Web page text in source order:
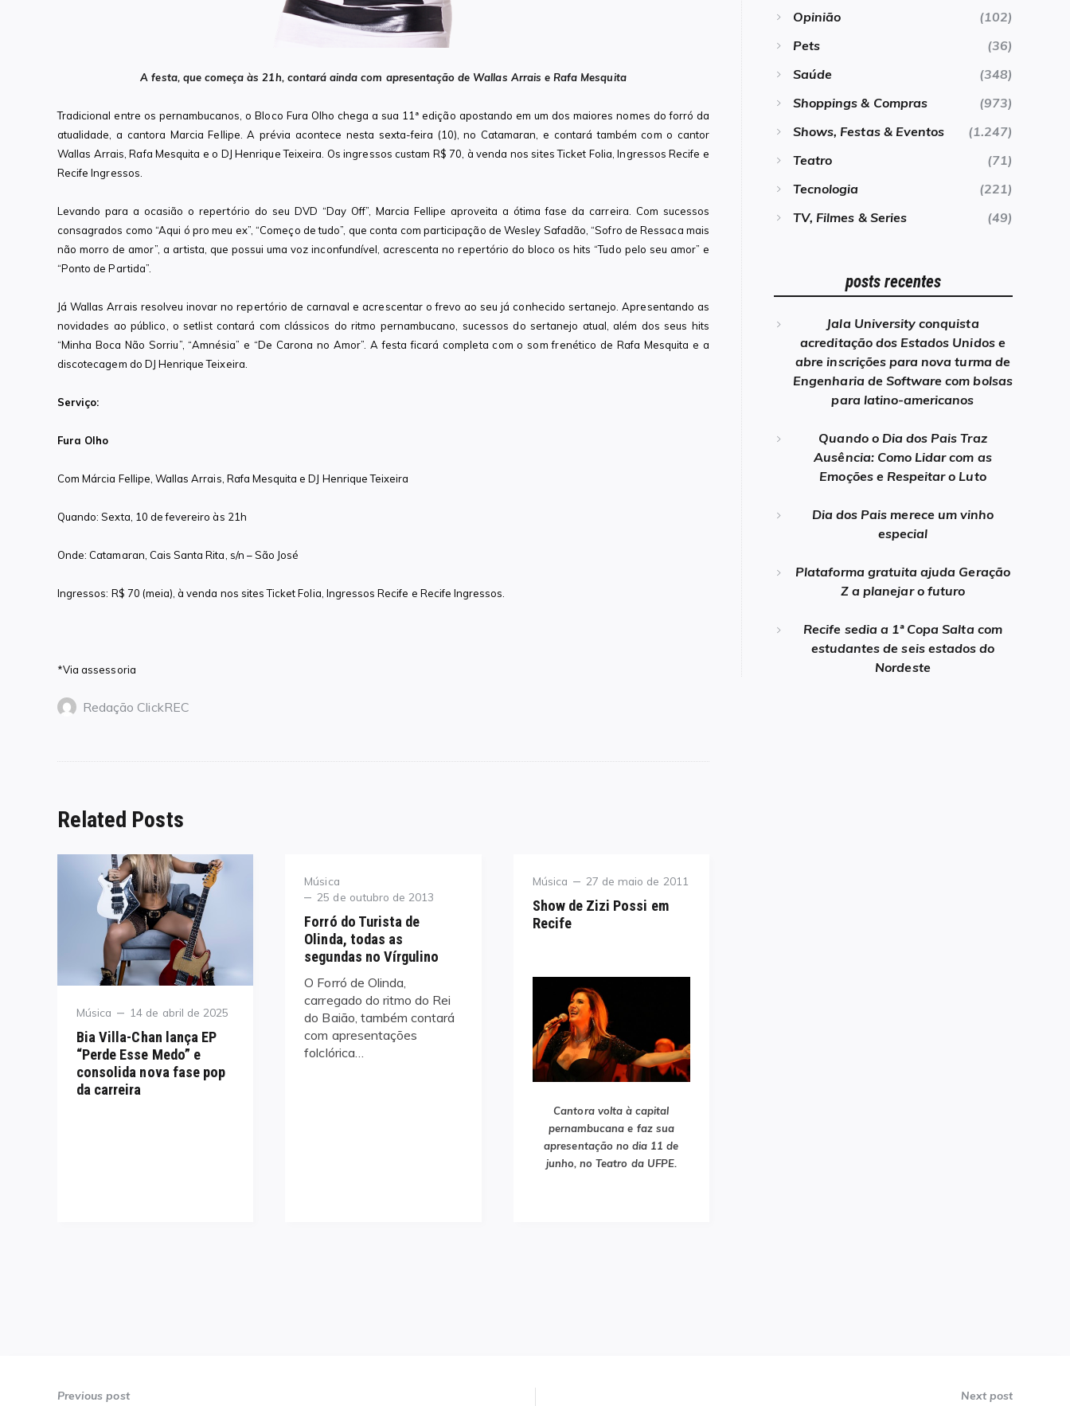
A festa, que começa às 21h, contará ainda com apresentação de Wallas Arrais e Rafa Mesquita
Tradicional entre os pernambucanos, o Bloco Fura Olho chega a sua 11ª edição apostando em um dos maiores nomes do forró da
atualidade, a cantora Marcia Fellipe. A prévia acontece nesta sexta-feira (10), no Catamaran, e contará também com o cantor
Wallas Arrais, Rafa Mesquita e o DJ Henrique Teixeira. Os ingressos custam R$ 70, à venda nos sites Ticket Folia, Ingressos Recife e
Recife Ingressos.
Levando para a ocasião o repertório do seu DVD “Day Off”, Marcia Fellipe aproveita a ótima fase da carreira. Com sucessos
consagrados como “Aqui ó pro meu ex”, “Começo de tudo”, que conta com participação de Wesley Safadão, “Sofro de Ressaca mais
não morro de amor”, a artista, que possui uma voz inconfundível, acrescenta no repertório do bloco os hits “Tudo pelo seu amor” e
“Ponto de Partida”.
Já Wallas Arrais resolveu inovar no repertório de carnaval e acrescentar o frevo ao seu já conhecido sertanejo. Apresentando as
novidades ao público, o setlist contará com clássicos do ritmo pernambucano, sucessos do sertanejo atual, além dos seus hits
“Minha Boca Não Sorriu”, “Amnésia” e “De Carona no Amor”. A festa ficará completa com o som frenético de Rafa Mesquita e a
discotecagem do DJ Henrique Teixeira.
Serviço:
Fura Olho
Com Márcia Fellipe, Wallas Arrais, Rafa Mesquita e DJ Henrique Teixeira
Quando: Sexta, 10 de fevereiro às 21h
Onde: Catamaran, Cais Santa Rita, s/n – São José
Ingressos: R$ 70 (meia), à venda nos sites Ticket Folia, Ingressos Recife e Recife Ingressos.
*Via assessoria
Redação ClickREC
Related Posts
Category
Música
Posted
on
14 de abril de 2025
Bia Villa-Chan lança EP
“Perde Esse Medo” e
consolida nova fase pop
da carreira
Category
Música
Posted
25 de outubro de 2013
Forró do Turista de
Olinda, todas as
segundas no Vírgulino
O Forró de Olinda,
carregado do ritmo do Rei
do Baião, também contará
com apresentações
folclórica…
Category
Música
Posted
on
27 de maio de 2011
Show de Zizi Possi em
Recife
Cantora volta à capital
pernambucana e faz sua
apresentação no dia 11 de
junho, no Teatro da UFPE.
Opinião
(102)
Pets
(36)
Saúde
(348)
Shoppings & Compras
(973)
Shows, Festas & Eventos
(1.247)
Teatro
(71)
Tecnologia
(221)
TV, Filmes & Series
(49)
posts recentes
Jala University conquista
acreditação dos Estados Unidos e
abre inscrições para nova turma de
Engenharia de Software com bolsas
para latino-americanos
Quando o Dia dos Pais Traz
Ausência: Como Lidar com as
Emoções e Respeitar o Luto
Dia dos Pais merece um vinho
especial
Plataforma gratuita ajuda Geração
Z a planejar o futuro
Recife sedia a 1ª Copa Salta com
estudantes de seis estados do
Nordeste
de
Previous post Next post